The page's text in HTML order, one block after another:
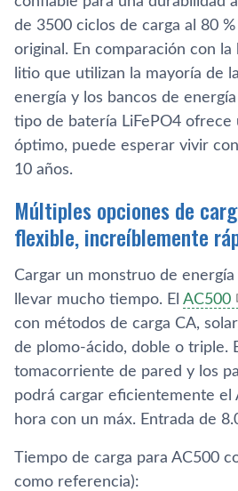
de 3500 ciclos de carga al 80
original. En comparación con
litio que utilizan la mayoría de
energía y los bancos de
tipo de batería LiFePO4
óptimo, puede esperar vivir
10 años.
Múltiples opciones de
flexible, increíblemente
Cargar un monstruo de
llevar mucho tiempo. El AC500
con métodos de carga CA,
de plomo-ácido, doble o triple.
tomacorriente de pared y los
podrá cargar eficientemente el
hora con un máx. Entrada de
Tiempo de carga para AC500
como referencia):